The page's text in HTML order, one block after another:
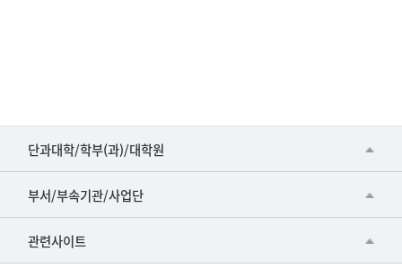
단과대학/학부(과)/대학원
■인문대학
▷국어국문학부
▷일본어·일본학과
부서/부속기관/사업단
공동기기센터
공학교육혁신센터
관련사이트
건강가정지원센터
교수협의회